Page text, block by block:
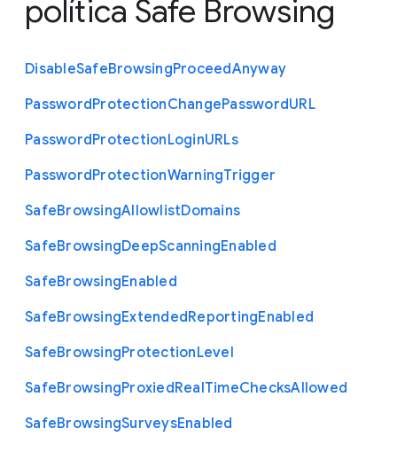
política Safe Browsing
DisableSafeBrowsingProceedAnyway
PasswordProtectionChangePasswordURL
PasswordProtectionLoginURLs
PasswordProtectionWarningTrigger
SafeBrowsingAllowlistDomains
SafeBrowsingDeepScanningEnabled
SafeBrowsingEnabled
SafeBrowsingExtendedReportingEnabled
SafeBrowsingProtectionLevel
SafeBrowsingProxiedRealTimeChecksAllowed
SafeBrowsingSurveysEnabled